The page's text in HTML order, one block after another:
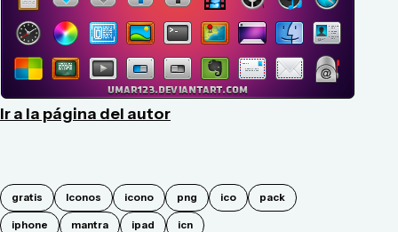
Ir a la página del autor
gratis Iconos icono png ico pack
iphone mantra ipad icn